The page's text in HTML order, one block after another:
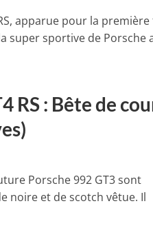
apparue pour la première
super sportive de Porsche
RS : Bête de
Porsche 992 GT3 sont
noire et de scotch vêtue. Il